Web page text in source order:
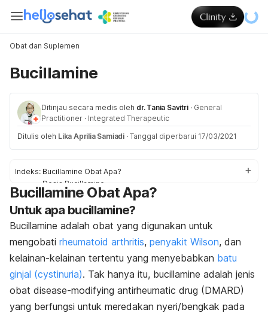
Obat dan Suplemen
Bucillamine
Ditinjau secara medis oleh dr. Tania Savitri · General
Practitioner · Integrated Therapeutic
Ditulis oleh Lika Aprilia Samiadi · Tanggal diperbarui 17/03/2021
Indeks: Bucillamine Obat Apa?
Dosis Bucillamine
Efek samping Bucillamine
Peringatan dan Perhatian Obat Bucillamine
Interaksi Obat Bucillamine
Overdosis Bucillamine
Bucillamine Obat Apa?
Untuk apa bucillamine?
Bucillamine adalah obat yang digunakan untuk
mengobati rheumatoid arthritis, penyakit Wilson, dan
kelainan-kelainan tertentu yang menyebabkan batu
ginjal (cystinuria). Tak hanya itu, bucillamine adalah jenis
obat disease-modifying antirheumatic drug (DMARD)
yang berfungsi untuk meredakan nyeri/bengkak pada